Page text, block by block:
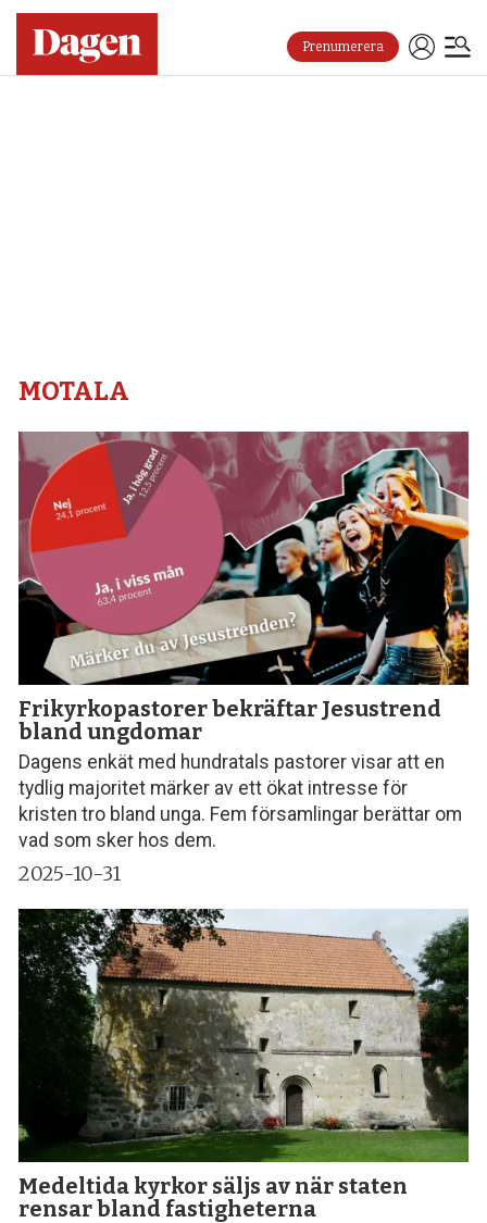
Prenumerera
MOTALA
Frikyrkopastorer bekräftar Jesustrend
bland ungdomar
Dagens enkät med hundratals pastorer visar att en
tydlig majoritet märker av ett ökat intresse för
kristen tro bland unga. Fem församlingar berättar om
vad som sker hos dem.
2025-10-31
Medeltida kyrkor säljs av när staten
rensar bland fastigheterna